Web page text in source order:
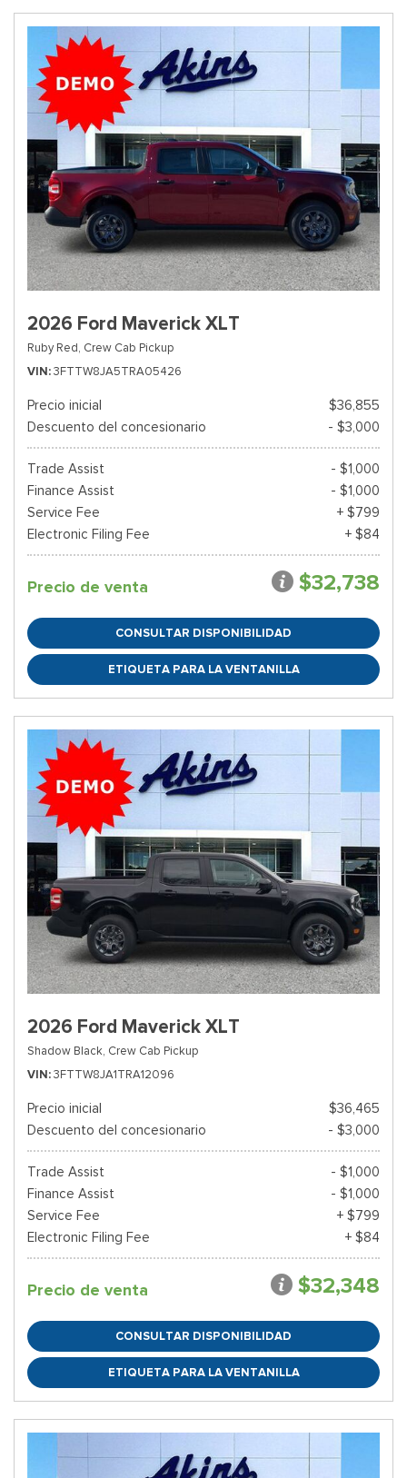
2026 Ford Maverick XLT
Ruby Red, Crew Cab Pickup
VIN 3FTTW8JA5TRA05426
Precio inicial
$36,855
Descuento del concesionario
- $3,000
Trade Assist
- $1,000
Finance Assist
- $1,000
Service Fee
+ $799
Electronic Filing Fee
+ $84
Precio de venta $32,738
CONSULTAR DISPONIBILIDAD
ETIQUETA PARA LA VENTANILLA
2026 Ford Maverick XLT
Shadow Black, Crew Cab Pickup
VIN 3FTTW8JA1TRA12096
Precio inicial
$36,465
Descuento del concesionario
- $3,000
Trade Assist
- $1,000
Finance Assist
- $1,000
Service Fee
+ $799
Electronic Filing Fee
+ $84
Precio de venta $32,348
CONSULTAR DISPONIBILIDAD
ETIQUETA PARA LA VENTANILLA